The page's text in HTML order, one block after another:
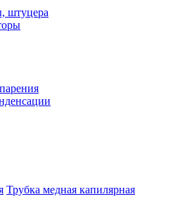
штуцера
Трубка медная капилярная